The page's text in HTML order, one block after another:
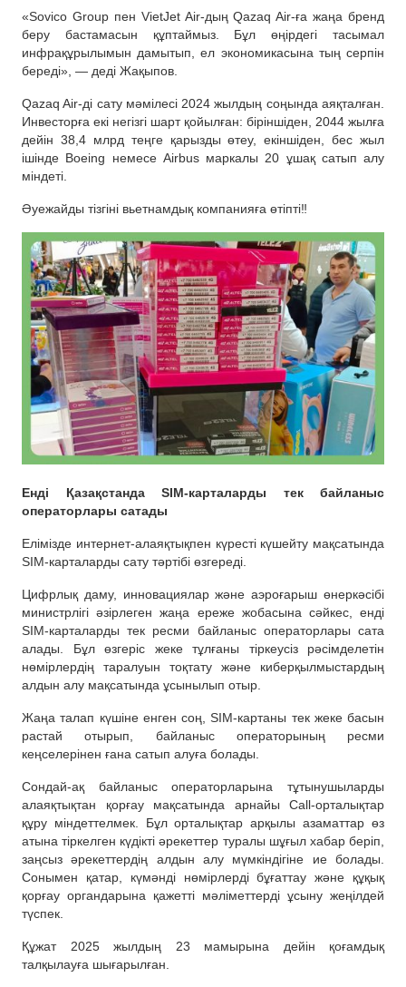
«Sovico Group пен VietJet Air-дың Qazaq Air-ға жаңа бренд
беру бастамасын құптаймыз. Бұл өңірдегі тасымал
инфрақұрылымын дамытып, ел экономикасына тың серпін
береді», — деді Жақыпов.
Qazaq Air-ді сату мәмілесі 2024 жылдың соңында аяқталған.
Инвесторға екі негізгі шарт қойылған: біріншіден, 2044 жылға
дейін 38,4 млрд теңге қарызды өтеу, екіншіден, бес жыл
ішінде Boeing немесе Airbus маркалы 20 ұшақ сатып алу
міндеті.
Әуежайды тізгіні вьетнамдық компанияға өтіпті‼️
Енді Қазақстанда SIM-карталарды тек байланыс
операторлары сатады
Елімізде интернет-алаяқтықпен күресті күшейту мақсатында
SIM-карталарды сату тәртібі өзгереді.
Цифрлық даму, инновациялар және аэроғарыш өнеркәсібі
министрлігі әзірлеген жаңа ереже жобасына сәйкес, енді
SIM-карталарды тек ресми байланыс операторлары сата
алады. Бұл өзгеріс жеке тұлғаны тіркеусіз рәсімделетін
нөмірлердің таралуын тоқтату және киберқылмыстардың
алдын алу мақсатында ұсынылып отыр.
Жаңа талап күшіне енген соң, SIM-картаны тек жеке басын
растай отырып, байланыс операторының ресми
кеңселерінен ғана сатып алуға болады.
Сондай-ақ байланыс операторларына тұтынушыларды
алаяқтықтан қорғау мақсатында арнайы Call-орталықтар
құру міндеттелмек. Бұл орталықтар арқылы азаматтар өз
атына тіркелген күдікті әрекеттер туралы шұғыл хабар беріп,
заңсыз әрекеттердің алдын алу мүмкіндігіне ие болады.
Сонымен қатар, күмәнді нөмірлерді бұғаттау және құқық
қорғау органдарына қажетті мәліметтерді ұсыну жеңілдей
түспек.
Құжат 2025 жылдың 23 мамырына дейін қоғамдық
талқылауға шығарылған.